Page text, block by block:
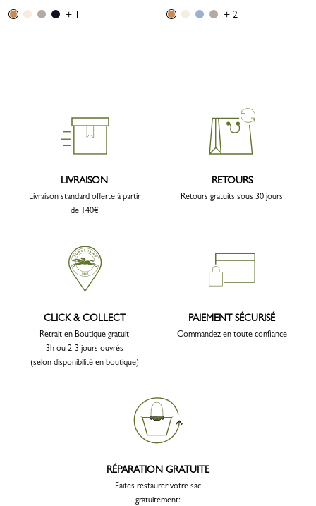
+ 1
+ 2
LIVRAISON
Livraison standard offerte à partir
de 140€
RETOURS
Retours gratuits sous 30 jours
CLICK & COLLECT
Retrait en Boutique gratuit
3h ou 2-3 jours ouvrés
(selon disponibilité en boutique)
PAIEMENT SÉCURISÉ
Commandez en toute confiance
RÉPARATION GRATUITE
Faites restaurer votre sac
gratuitement: